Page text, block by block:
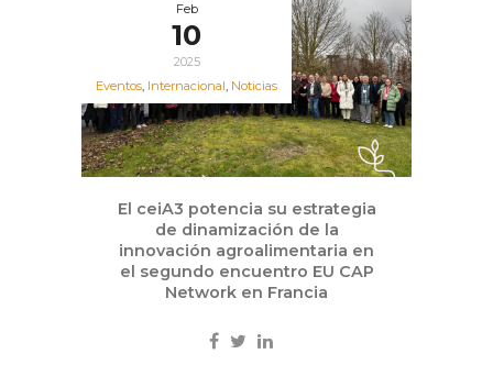
Feb
10
2025
Eventos, Internacional, Noticias
El ceiA3 potencia su estrategia
de dinamización de la
innovación agroalimentaria en
el segundo encuentro EU CAP
Network en Francia